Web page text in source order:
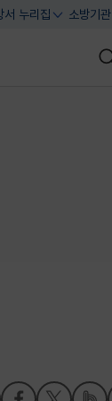
서 누리집
열기
소방기